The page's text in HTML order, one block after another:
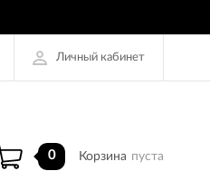
Личный кабинет
0 Корзина пуста